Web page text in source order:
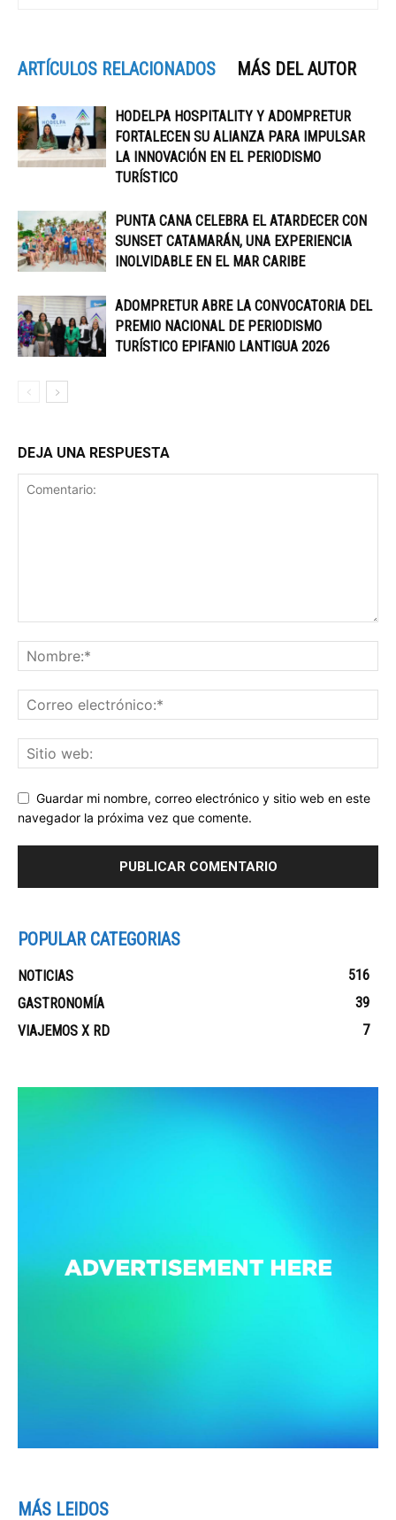
ARTÍCULOS RELACIONADOS MÁS DEL AUTOR
HODELPA HOSPITALITY Y ADOMPRETUR
FORTALECEN SU ALIANZA PARA IMPULSAR
LA INNOVACIÓN EN EL PERIODISMO
TURÍSTICO
PUNTA CANA CELEBRA EL ATARDECER CON
SUNSET CATAMARÁN, UNA EXPERIENCIA
INOLVIDABLE EN EL MAR CARIBE
ADOMPRETUR ABRE LA CONVOCATORIA DEL
PREMIO NACIONAL DE PERIODISMO
TURÍSTICO EPIFANIO LANTIGUA 2026
DEJA UNA RESPUESTA
Guardar mi nombre, correo electrónico y sitio web en este
navegador la próxima vez que comente.
POPULAR CATEGORIAS
NOTICIAS
516
GASTRONOMÍA
39
VIAJEMOS X RD
7
MÁS LEIDOS